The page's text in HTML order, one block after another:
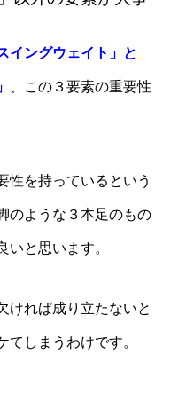
イングウェイト」と
、この３要素の重要性
性を持っているという
のような３本足のもの
いと思います。
ければ成り立たないと
てしまうわけです。